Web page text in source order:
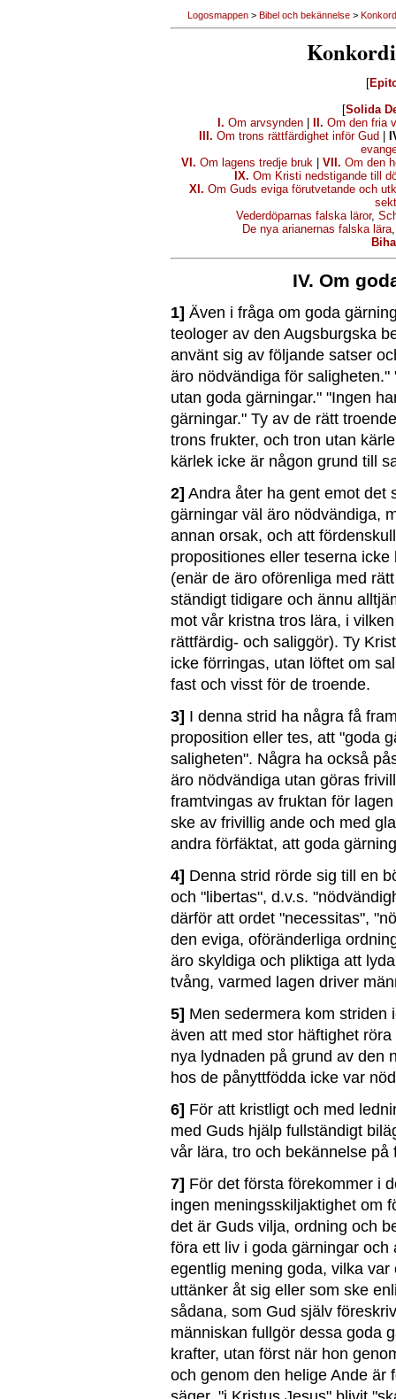
Logosmappen> Bibel och bekännelse>
[
[Solida
I. Om arvsynden| II. Om den fria
III. Om trons rättfärdighet inför Gud
VI. Om lagens tredje bruk| VII. Om den
IX. Om Kristi nedstigande till
XI. Om Guds eviga förutvetande och
Vederdöparnas falska läror,
De nya arianernas falska lära
IV. Om
1] Även i fråga om goda
teologer av den Augsburgska
använt sig av följande satser
äro nödvändiga för
utan goda gärningar." "Ingen
gärningar." Ty av de rätt
trons frukter, och tron utan
kärlek icke är någon grund till
2] Andra åter ha gent emot det
gärningar väl äro nödvändiga,
annan orsak, och att
propositiones eller teserna
(enär de äro oförenliga med
ständigt tidigare och ännu
mot vår kristna tros lära, i
rättfärdig- och saliggör). Ty
icke förringas, utan löftet om
fast och visst för de troende.
3] I denna strid ha några få
proposition eller tes, att "goda
saligheten". Några ha också
äro nödvändiga utan göras
framtvingas av fruktan för
ske av frivillig ande och med
andra förfäktat, att goda
4] Denna strid rörde sig till en
och "libertas", d.v.s.
därför att ordet "necessitas",
den eviga, oföränderliga
äro skyldiga och pliktiga att
tvång, varmed lagen driver
5] Men sedermera kom striden
även att med stor häftighet
nya lydnaden på grund av den
hos de pånyttfödda icke var
6] För att kristligt och med
med Guds hjälp fullständigt
vår lära, tro och bekännelse på
7] För det första förekommer i
ingen meningsskiljaktighet om
det är Guds vilja, ordning och
föra ett liv i goda gärningar
egentlig mening goda, vilka
uttänker åt sig eller som ske
sådana, som Gud själv
människan fullgör dessa goda
krafter, utan först när hon
och genom den helige Ande är